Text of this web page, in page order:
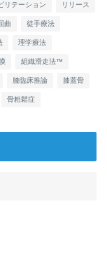
リテーション リリース
曲 徒手療法
理学療法
組織滑走法™
膝臨床推論 膝蓋骨
骨粗鬆症